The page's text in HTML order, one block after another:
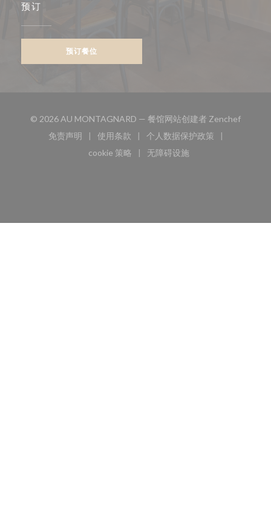
预订
预订餐位
© 2026 AU MONTAGNARD — 餐馆网站创建者 Zenchef((在新
免责声明
((在新窗口中打开))
使用条款
((在新窗口中打开))
个人数据保护政策
((在新窗口中打开))
cookie 策略
((在新窗口中打开))
无障碍设施
((在新窗口中打开))